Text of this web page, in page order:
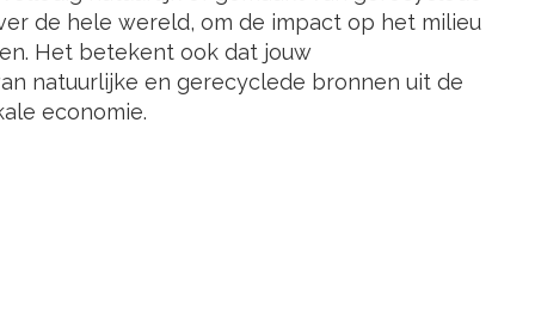
de hele wereld, om de impact op het milieu
Het betekent ook dat jouw
natuurlijke en gerecyclede bronnen uit de
economie.